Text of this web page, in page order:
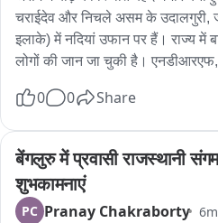
स्थानीय ग्रामीणों के अनुसार, रेलवे
पैरडीह और आसपास के गांवों के लिए
पिछले 4 वर्षों से ग्रामीण यहाँ रेलवे
करीब दो से तीन वर्ष पूर्व ग्रामीणों के
गई थी। उस समय ग्रामीणों को भरोसा
तत्काल राहत के लिए रेलवे अंडरपास टनल
चराईदेव और निचले असम के उदालगुरी,
इलाके) में नदियां उफान पर हैं। राज्य
लोगों की जान जा चुकी है।
निचले असम के इलाकों में खतरा और बढ़
0 0 Share
बेंगलुरु में प्रवासी राजस्थानी
शुभकामनाएं
PC Pranay Chakraborty